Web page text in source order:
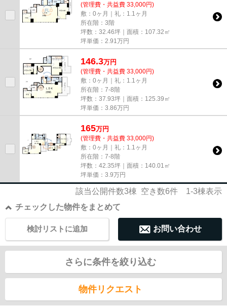
(管理費・共益費 33,000円)
敷：0ヶ月｜礼：1.1ヶ月
所在階：3階
坪数：32.46坪｜面積：107.32㎡
坪単価： 2.91 万円
146.3万円
(管理費・共益費 33,000円)
敷：0ヶ月｜礼：1.1ヶ月
所在階：7-8階
坪数：37.93坪｜面積：125.39㎡
坪単価： 3.86万円
165万円
(管理費・共益費 33,000円)
敷：0ヶ月｜礼：1.1ヶ月
所在階：7-8階
坪数：42.35坪｜面積：140.01㎡
坪単価： 3.9万円
該当公開件数3棟 空き数6件 1-3棟表示
チェックした物件をまとめて
お問い合わせ
検討リストに追加
さらに条件を絞り込む
物件リクエスト